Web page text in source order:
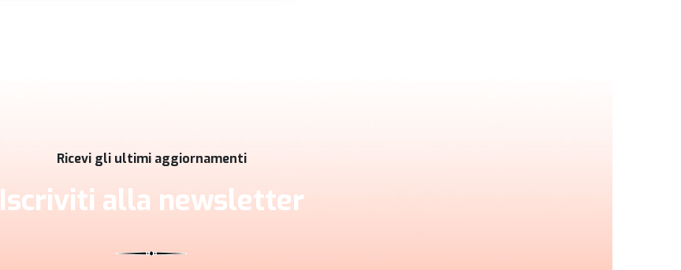
Ricevi gli ultimi aggiornamenti
Iscriviti alla newsletter